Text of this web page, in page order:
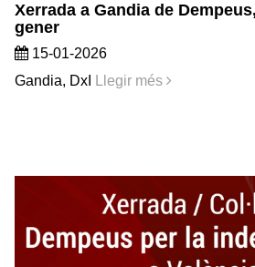
Xerrada a Gandia de
gener
15-01-2026
Gandia, DxI
Llegir més